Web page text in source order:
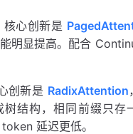
心创新是
明显提高。配合
创新是 RadixAttention
结构，相同前缀只存
延迟更低。